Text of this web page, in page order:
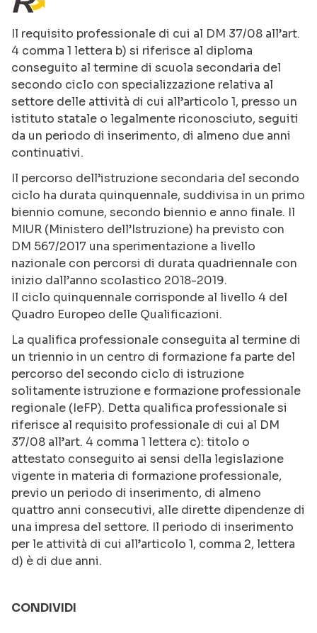
Il requisito professionale di cui al DM 37/08 all’art.
4 comma 1 lettera b) si riferisce al diploma
conseguito al termine di scuola secondaria del
secondo ciclo con specializzazione relativa al
settore delle attività di cui all’articolo 1, presso un
istituto statale o legalmente riconosciuto, seguiti
da un periodo di inserimento, di almeno due anni
continuativi.
Il percorso dell’istruzione secondaria del secondo
ciclo ha durata quinquennale, suddivisa in un primo
biennio comune, secondo biennio e anno finale. Il
MIUR (Ministero dell’Istruzione) ha previsto con
DM 567/2017 una sperimentazione a livello
nazionale con percorsi di durata quadriennale con
inizio dall’anno scolastico 2018-2019.
Il ciclo quinquennale corrisponde al livello 4 del
Quadro Europeo delle Qualificazioni.
La qualifica professionale conseguita al termine di
un triennio in un centro di formazione fa parte del
percorso del secondo ciclo di istruzione
solitamente istruzione e formazione professionale
regionale (IeFP). Detta qualifica professionale si
riferisce al requisito professionale di cui al DM
37/08 all’art. 4 comma 1 lettera c): titolo o
attestato conseguito ai sensi della legislazione
vigente in materia di formazione professionale,
previo un periodo di inserimento, di almeno
quattro anni consecutivi, alle dirette dipendenze di
una impresa del settore. Il periodo di inserimento
per le attività di cui all’articolo 1, comma 2, lettera
d) è di due anni.
CONDIVIDI